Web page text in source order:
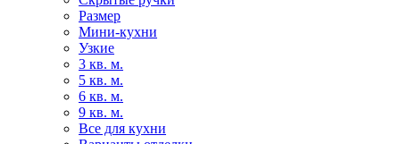
Размер
Мини-кухни
Узкие
3 кв. м.
5 кв. м.
6 кв. м.
9 кв. м.
Все для кухни